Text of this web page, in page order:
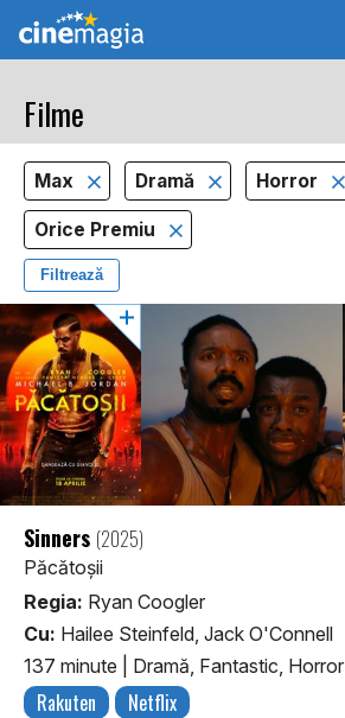
Filme
Max Dramă Horror
Orice Premiu
Filtrează
Sinners (2025)
Păcătoșii
Regia: Ryan Coogler
Cu: Hailee Steinfeld, Jack O'Connell
137 minute
Dramă, Fantastic, Horror
Rakuten Netflix